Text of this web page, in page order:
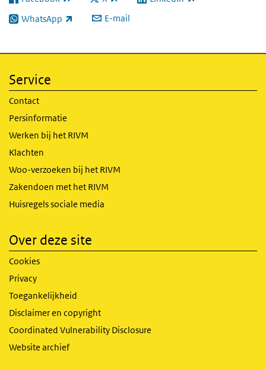
WhatsApp
(externe link) E-mail
Service
Contact
Persinformatie
Werken bij het RIVM
Klachten
Woo-verzoeken bij het RIVM
Zakendoen met het RIVM
Huisregels sociale media
Over deze site
Cookies
Privacy
Toegankelijkheid
Disclaimer en copyright
Coordinated Vulnerability Disclosure
Website archief